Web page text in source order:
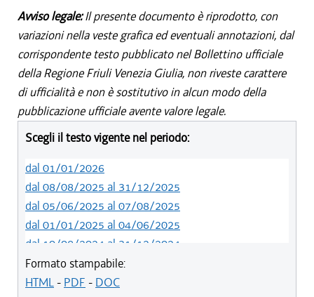
Avviso legale:Il presente documento è riprodotto, con
variazioni nella veste grafica ed eventuali annotazioni, dal
corrispondente testo pubblicato nel Bollettino ufficiale
della Regione Friuli Venezia Giulia, non riveste carattere
di ufficialità e non è sostitutivo in alcun modo della
pubblicazione ufficiale avente valore legale.
Scegli il testo vigente nel periodo:
dal 01/01/2026
dal 08/08/2025 al 31/12/2025
dal 05/06/2025 al 07/08/2025
dal 01/01/2025 al 04/06/2025
dal 10/08/2024 al 31/12/2024
dal 14/05/2024 al 09/08/2024
dal 11/08/2022 al 13/05/2024
Formato stampabile:
HTML- PDF - DOC